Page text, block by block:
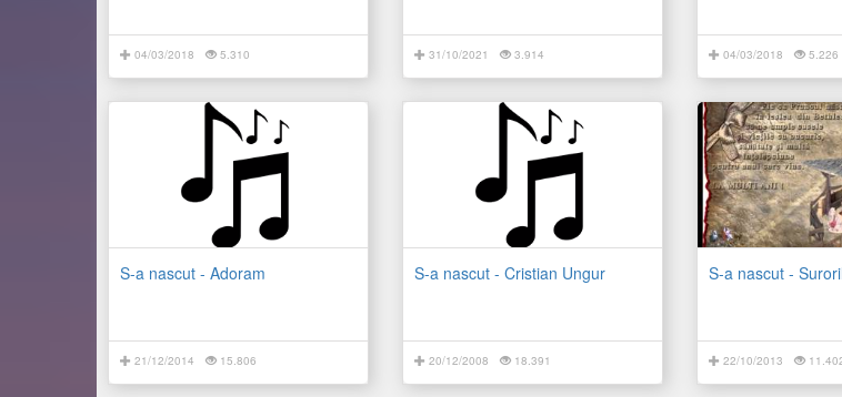
04/03/2018 5.310 31/10/2021 3.914 04/03/2018 5.226
S-a nascut - Adoram
21/12/2014 15.806
S-a nascut - Cristian Ungur
20/12/2008 18.391
S-a nascut -
22/10/2013